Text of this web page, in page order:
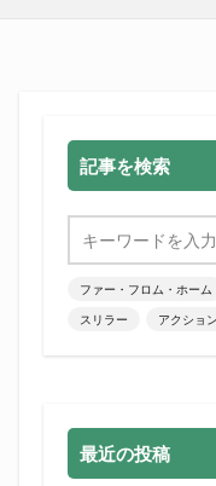
記事を検索
ファー・フロム・ホーム
スリラー アクション
最近の投稿